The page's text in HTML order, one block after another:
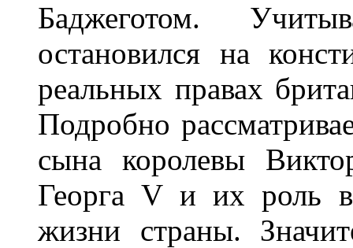
Баджеготом.
остановился на
реальных правах
Подробно
сына королевы
Георга V и их роль в
жизни страны.